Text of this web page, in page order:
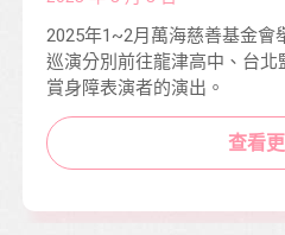
2025年1~2月萬海慈善基金會
巡演分別前往龍津高中、台
賞身障表演者的演出。
查看